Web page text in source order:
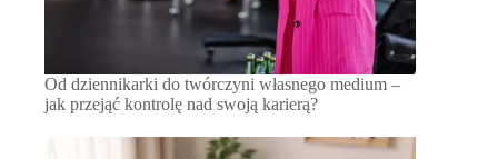
Od dziennikarki do twórczyni własnego medium –
jak przejąć kontrolę nad swoją karierą?